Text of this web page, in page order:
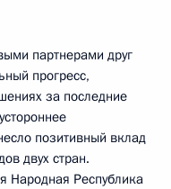
партнерами друг
прогресс,
за последние
позитивный вклад
двух стран.
Народная Республика